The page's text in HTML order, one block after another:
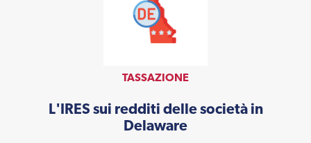
TASSAZIONE
L'IRES sui redditi delle società in
Delaware